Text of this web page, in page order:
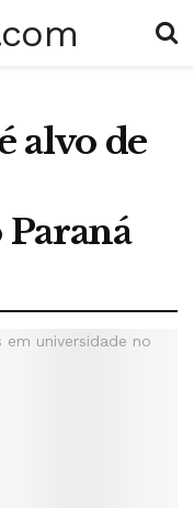
alvo de